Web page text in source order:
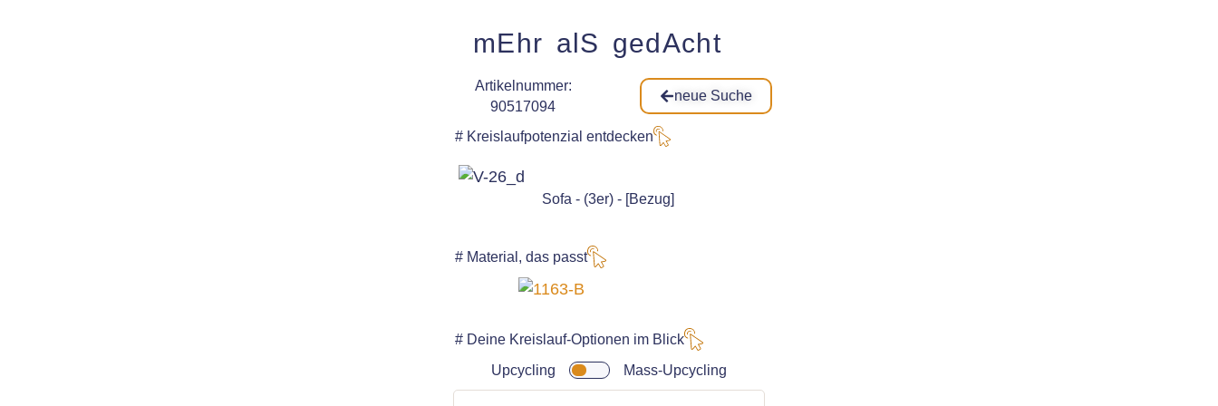
mEhr alS gedAcht
Artikelnummer:
90517094
neue Suche
# Kreislaufpotenzial entdecken
Sofa - (3er) - [Bezug]
# Material, das passt
# Deine Kreislauf-Optionen im Blick
Upcycling
Mass-Upcycling